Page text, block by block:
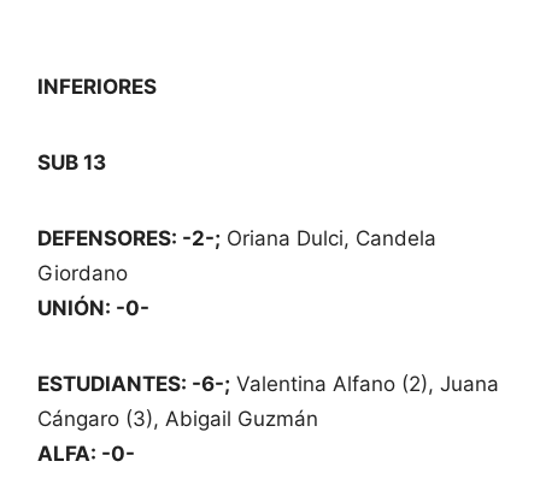
INFERIORES
SUB 13
DEFENSORES: -2-; Oriana Dulci, Candela
Giordano
UNIÓN: -0-
ESTUDIANTES: -6-; Valentina Alfano (2), Juana
Cángaro (3), Abigail Guzmán
ALFA: -0-